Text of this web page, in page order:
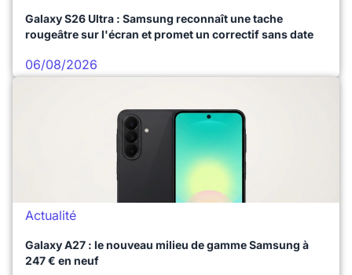
Galaxy S26 Ultra : Samsung reconnaît une tache
rougeâtre sur l'écran et promet un correctif sans date
06/08/2026
Actualité
Galaxy A27 : le nouveau milieu de gamme Samsung à
247 € en neuf